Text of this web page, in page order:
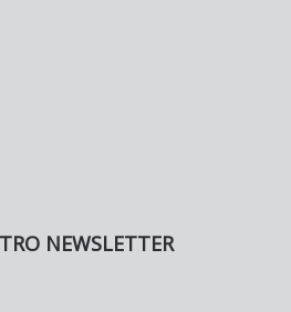
NEWSLETTER